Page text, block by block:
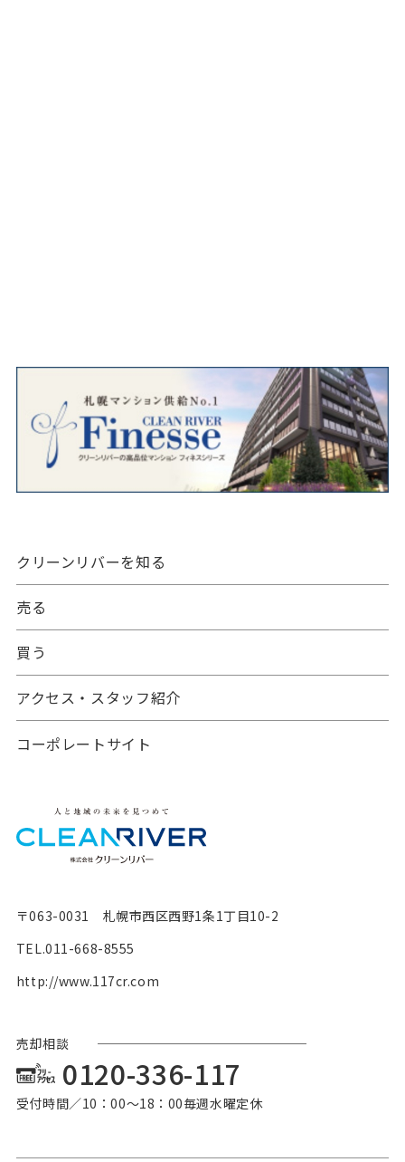
クリーンリバーを知る
売る
買う
アクセス・スタッフ紹介
コーポレートサイト
〒063-0031 札幌市西区西野1条1丁目10-2
TEL.011-668-8555
http://www.117cr.com
売却相談
0120-336-117
受付時間／10：00〜18：00毎週水曜定休